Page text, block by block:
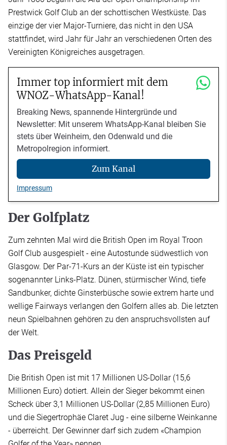
Prestwick Golf Club an der schottischen Westküste. Das
einzige der vier Major-Turniere, das nicht in den USA
stattfindet, wird Jahr für Jahr an verschiedenen Orten des
Vereinigten Königreiches ausgetragen.
Immer top informiert mit dem
WNOZ-WhatsApp-Kanal!
Breaking News, spannende Hintergründe und
Newsletter: Mit unserem WhatsApp-Kanal bleiben Sie
stets über Weinheim, den Odenwald und die
Metropolregion informiert.
Zum Kanal
Impressum
Der Golfplatz
Zum zehnten Mal wird die British Open im Royal Troon
Golf Club ausgespielt - eine Autostunde südwestlich von
Glasgow. Der Par-71-Kurs an der Küste ist ein typischer
sogenannter Links-Platz. Dünen, stürmischer Wind, tiefe
Sandbunker, dichte Ginsterbüsche sowie extrem harte und
wellige Fairways verlangen den Golfern alles ab. Die letzten
neun Spielbahnen gehören zu den anspruchsvollsten auf
der Welt.
Das Preisgeld
Die British Open ist mit 17 Millionen US-Dollar (15,6
Millionen Euro) dotiert. Allein der Sieger bekommt einen
Scheck über 3,1 Millionen US-Dollar (2,85 Millionen Euro)
und die Siegertrophäe Claret Jug - eine silberne Weinkanne
- überreicht. Der Gewinner darf sich zudem «Champion